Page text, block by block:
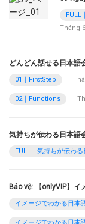
FULL
Tháng
どんどん話せる日本語
01｜FirstStep
02｜Functions
気持ちが伝わる日本語
FULL｜気持ちが伝わ
Bảo vệ: 【onlyVIP】イ
イメージでわかる日本